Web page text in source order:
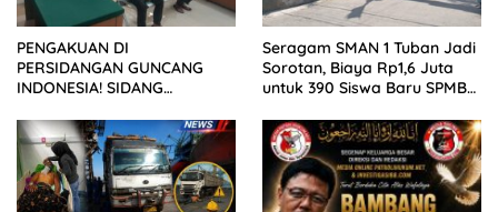
PENGAKUAN DI
PERSIDANGAN GUNCANG
INDONESIA! SIDANG
KELUARGA KORBAN
MENGAMUK DI PN MALANG
Seragam SMAN 1 Tuban Jadi
Sorotan, Biaya Rp1,6 Juta
untuk 390 Siswa Baru SPMB